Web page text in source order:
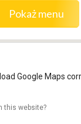
Pokaż menu
Google Maps
this website?